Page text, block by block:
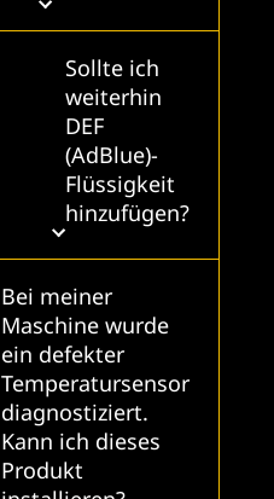
Sollte ich
weiterhin
DEF
(AdBlue)-
Flüssigkeit
hinzufügen?
Bei meiner
Maschine wurde
ein defekter
Temperatursensor
diagnostiziert.
Kann ich dieses
Produkt